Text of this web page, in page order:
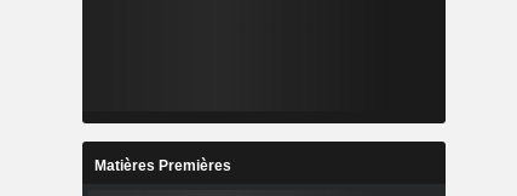
Matières Premières